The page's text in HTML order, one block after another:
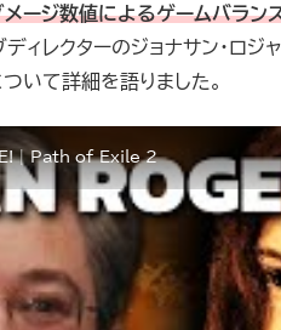
ージ数値によるゲームバラン
ィレクターのジョナサン・ロジ
いて詳細を語りました。
| Path of Exile 2